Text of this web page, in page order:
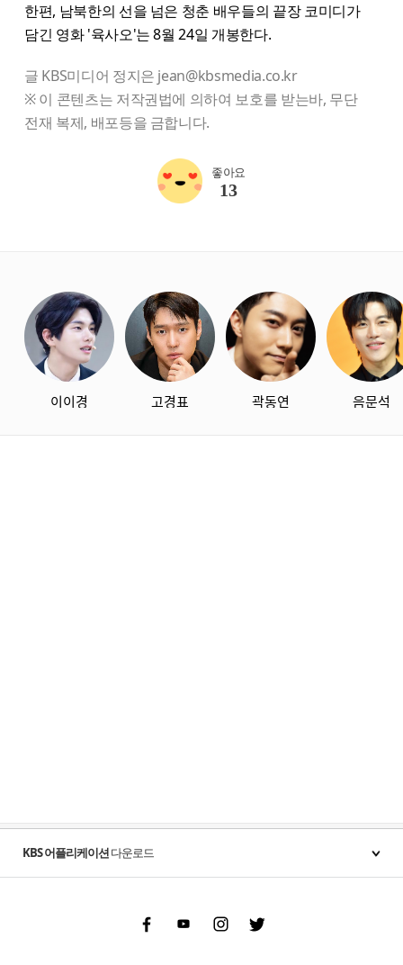
한편, 남북한의 선을 넘은 청춘 배우들의 끝장 코미디가
담긴 영화 '육사오'는 8월 24일 개봉한다.
글 KBS미디어 정지은 jean@kbsmedia.co.kr
※ 이 콘텐츠는 저작권법에 의하여 보호를 받는바, 무단
전재 복제, 배포등을 금합니다.
좋아요
13
이이경 고경표 곽동연 음문석
KBS 어플리케이션다운로드
FacebookYoutubeInstgram Twitter